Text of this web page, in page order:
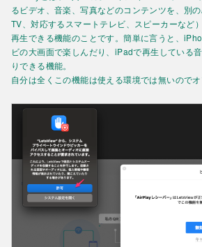
るビデオ、音楽、写真などのコンテンツを、別
TV、対応するスマートテレビ、スピーカーなど
再生できる機能のことです。簡単に言うと、
ビの大画面で楽しんだり、iPadで再生している
りできる機能。
自分は全くこの機能は使える環境では無いのでオ